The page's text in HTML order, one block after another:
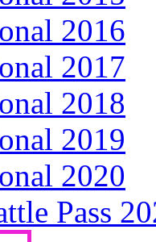
2016
2017
2018
2019
2020
Pass